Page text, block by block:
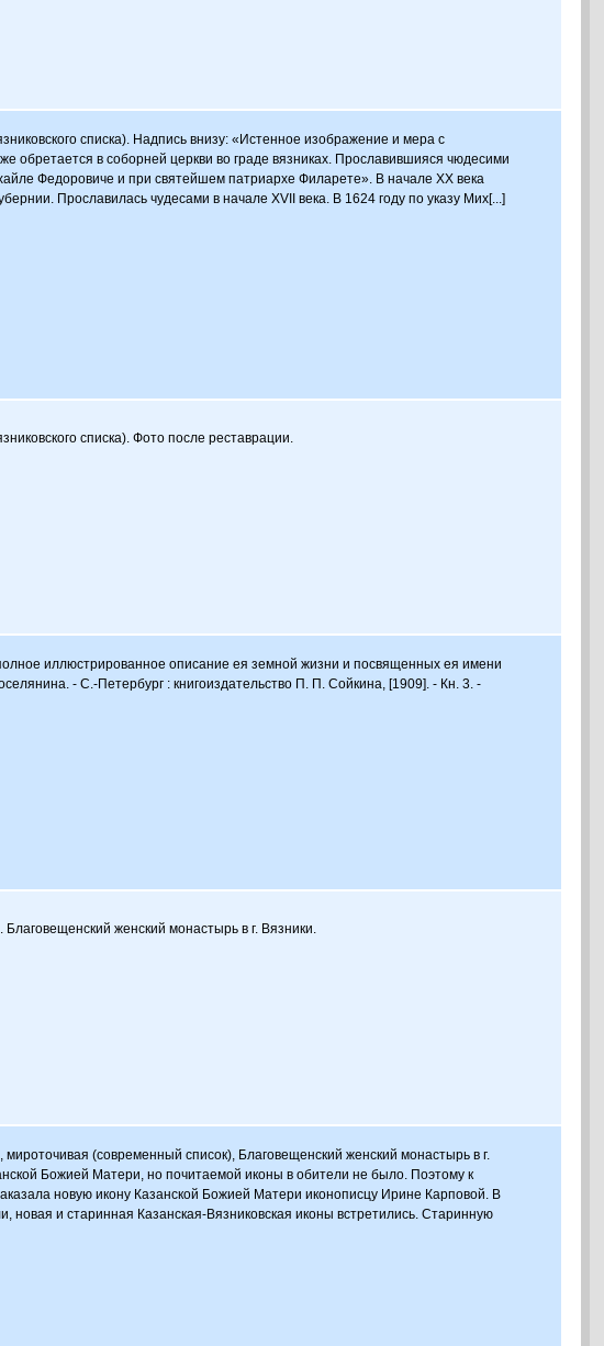
списка). Надпись внизу: «Истенное изображение и мера с
обретается в соборней церкви во граде вязниках. Прославившияся чюдесими
Федоровиче и при святейшем патриархе Филарете». В начале XX века
Прославилась чудесами в начале XVII века. В 1624 году по указу Мих[...]
списка). Фото после реставрации.
иллюстрированное описание ея земной жизни и посвященных ея имени
- С.-Петербург : книгоиздательство П. П. Сойкина, [1909]. - Кн. 3. -
женский монастырь в г. Вязники.
(современный список), Благовещенский женский монастырь в г.
Божией Матери, но почитаемой иконы в обители не было. Поэтому к
новую икону Казанской Божией Матери иконописцу Ирине Карповой. В
новая и старинная Казанская-Вязниковская иконы встретились. Старинную